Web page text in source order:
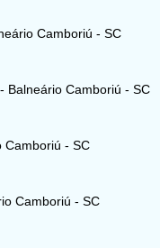
Camboriú - SC
Balneário Camboriú - SC
Camboriú - SC
Camboriú - SC